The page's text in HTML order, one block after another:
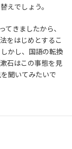
えでしょう。
きましたから、
をはじめとするこ
かし、国語の転換
石はこの事態を見
聞いてみたいで